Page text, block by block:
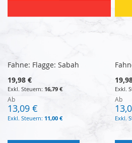
Fahne: Flagge: Sabah
19,98 €
16,79 €
Ab
13,09 €
11,00 €
Ab